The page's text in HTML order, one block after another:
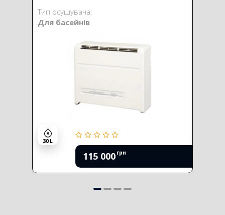
Тип осушувача:
Для басейнів
115 000 грн
30 L